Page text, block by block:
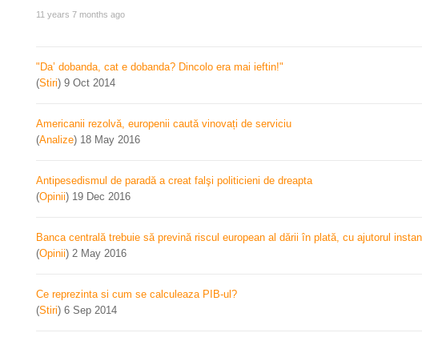
11 years 7 months ago
"Da’ dobanda, cat e dobanda? Dincolo era mai ieftin!"
(Stiri) 9 Oct 2014
Americanii rezolvă, europenii caută vinovați de serviciu
(Analize) 18 May 2016
Antipesedismul de paradă a creat falşi politicieni de dreapta
(Opinii) 19 Dec 2016
Banca centrală trebuie să prevină riscul european al dării în plată, cu ajutorul
(Opinii) 2 May 2016
Ce reprezinta si cum se calculeaza PIB-ul?
(Stiri) 6 Sep 2014